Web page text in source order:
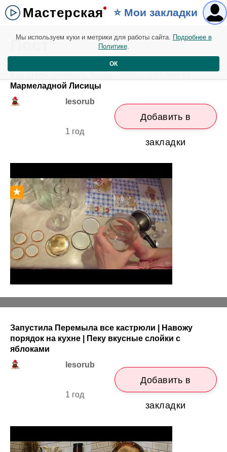
Мастерская ⭐️ Мои закладки
Пост
Мармеладной Лисицы
lesorub
1 год
Добавить в
закладки
Запустила Перемыла все кастрюли | Навожу
порядок на кухне | Пеку вкусные слойки с
яблоками
lesorub
1 год
Добавить в
закладки
Мы используем куки и метрики для работы сайта. Подробнее в
Политике.
ОК